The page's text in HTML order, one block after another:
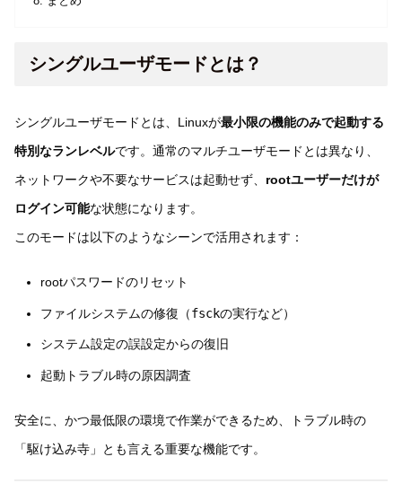
シングルユーザモードとは？
シングルユーザモードとは、Linuxが最小限の機能のみで起動する
特別なランレベルです。通常のマルチユーザモードとは異なり、
ネットワークや不要なサービスは起動せず、 rootユーザーだけが
ログイン可能な状態になります。
このモードは以下のようなシーンで活用されます：
rootパスワードのリセット
ファイルシステムの修復（fsckの実行など）
システム設定の誤設定からの復旧
起動トラブル時の原因調査
安全に、かつ最低限の環境で作業ができるため、トラブル時の
「駆け込み寺」とも言える重要な機能です。